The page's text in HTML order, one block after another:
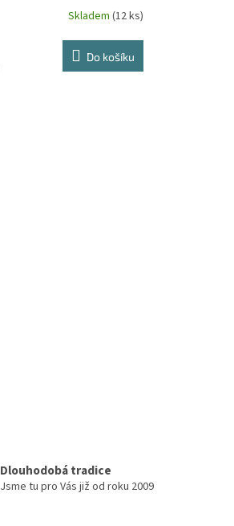
Skladem (12 ks)
Do košíku
Dlouhodobá tradice
Jsme tu pro Vás již od roku 2009